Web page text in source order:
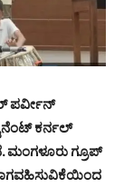
ಪರ್ವೀನ್
ಕರ್ನಲ್
ಮಂಗಳೂರು ಗ್ರೂಪ್